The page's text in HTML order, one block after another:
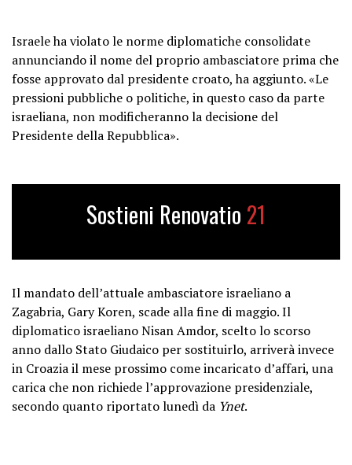
Israele ha violato le norme diplomatiche consolidate
annunciando il nome del proprio ambasciatore prima che
fosse approvato dal presidente croato, ha aggiunto. «Le
pressioni pubbliche o politiche, in questo caso da parte
israeliana, non modificheranno la decisione del
Presidente della Repubblica».
Sostieni Renovatio 21
Il mandato dell’attuale ambasciatore israeliano a
Zagabria, Gary Koren, scade alla fine di maggio. Il
diplomatico israeliano Nisan Amdor, scelto lo scorso
anno dallo Stato Giudaico per sostituirlo, arriverà invece
in Croazia il mese prossimo come incaricato d’affari, una
carica che non richiede l’approvazione presidenziale,
secondo quanto riportato lunedì da Ynet.